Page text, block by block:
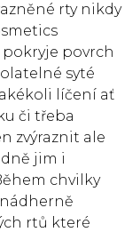
rty nikdy
povrch
syté
líčení ať
či třeba
zvýraznit ale
jim i
chvilky
rtů které